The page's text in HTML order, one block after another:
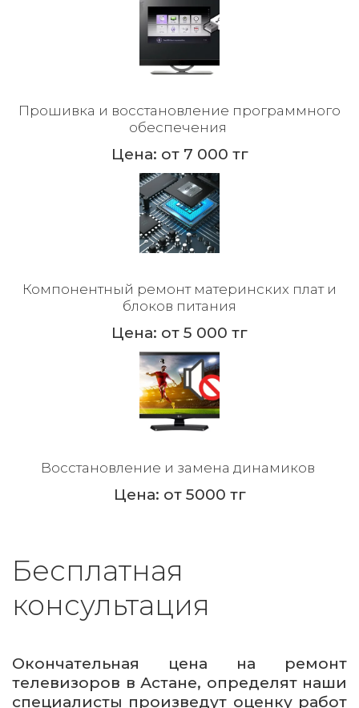
Прошивка и восстановление программного
обеспечения
Цена: от 7 000 тг
Компонентный ремонт материнских плат и
блоков питания
Цена: от 5 000 тг
Восстановление и замена динамиков
Цена: от 5000 тг
Бесплатная
консультация
Окончательная цена на ремонт
телевизоров в Астане, определят наши
специалисты произведут оценку работ